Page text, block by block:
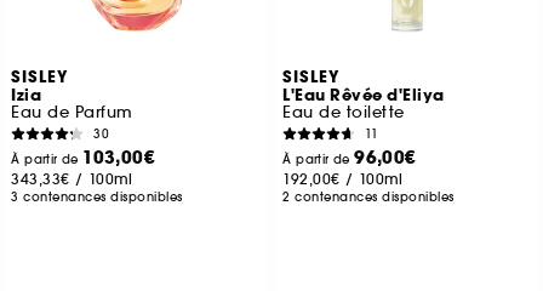
SISLEY
Izia
Eau de Parfum
30
À partir de 103,00€
343,33€ / 100ml
3 contenances disponibles
SISLEY
L'Eau Rêvée d'Eliya
Eau de toilette
11
À partir de96,00€
192,00€ / 100ml
2 contenances disponibles